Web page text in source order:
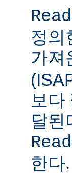
정의
가져
보
달된
한다.